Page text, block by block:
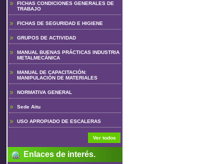
FICHAS CONDICIONES GENERALES DE
TRABAJO
FICHAS DE SEGURIDAD E HIGIENE
GRUPOS DE ACTIVIDAD
MANUAL BUENAS PRÁCTICAS INDUSTRIA
METALMECÁNICA
MANUAL DE CAPACITACIÓN:
MANIPULACIÓN DE MATERIALES
NORMATIVA GENERAL
Sede Aitu
USO APROPIADO DE ESCALERAS
Ver todos
Enlaces de interés.